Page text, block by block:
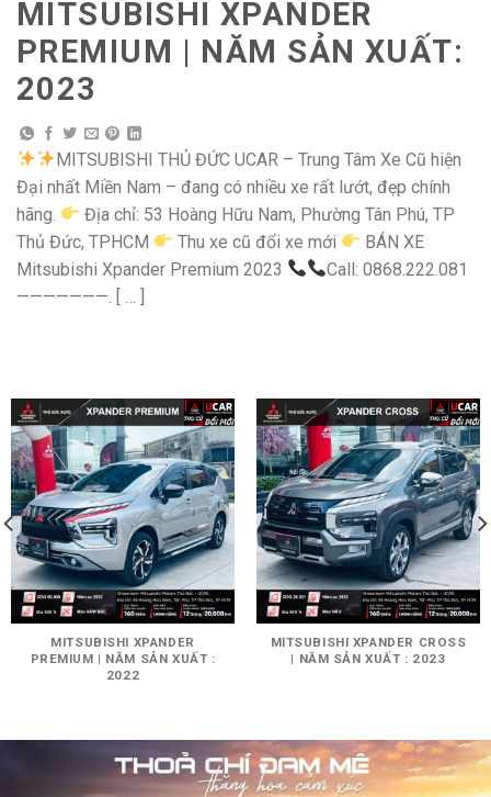
MITSUBISHI XPANDER
PREMIUM | NĂM SẢN XUẤT:
2023
MITSUBISHI THỦ ĐỨC UCAR – Trung Tâm Xe Cũ hiện
Đại nhất Miền Nam – đang có nhiều xe rất lướt, đẹp chính
hãng.
Địa chỉ: 53 Hoàng Hữu Nam, Phường Tân Phú, TP
Thủ Đức, TPHCM
Thu xe cũ đổi xe mới
BÁN XE
Mitsubishi Xpander Premium 2023
Call: 0868.222.081
———————. [ … ]
MITSUBISHI XPANDER
PREMIUM | NĂM SẢN XUẤT :
2022
MITSUBISHI XPANDER CROSS
| NĂM SẢN XUẤT : 2023